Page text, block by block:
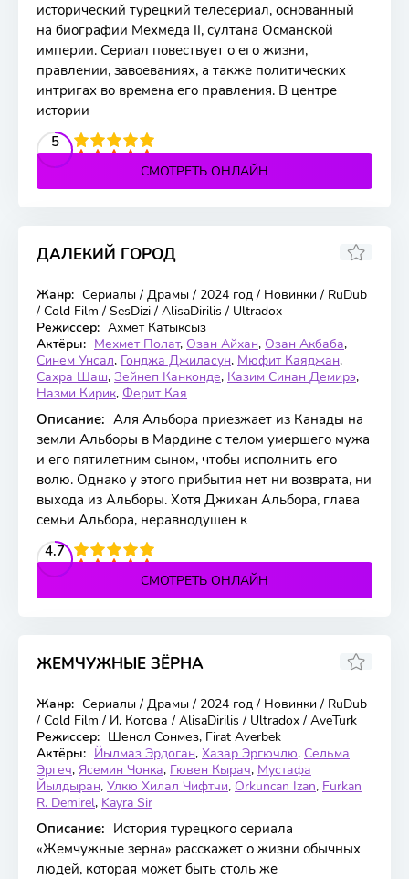
исторический турецкий телесериал, основанный
на биографии Мехмеда II, султана Османской
империи. Сериал повествует о его жизни,
правлении, завоеваниях, а также политических
интригах во времена его правления. В центре
истории
5
4 5
СМОТРЕТЬ ОНЛАЙН
ДАЛЕКИЙ ГОРОД
63 серия
Жанр: Сериалы / Драмы / 2024 год / Новинки / RuDub
/ Cold Film / SesDizi / AlisaDirilis / Ultradox
Режиссер: Ахмет Катыксыз
Актёры: Мехмет Полат, Озан Айхан, Озан Акбаба,
Синем Унсал, Гонджа Джиласун, Мюфит Каяджан,
Сахра Шаш, Зейнеп Канконде, Казим Синан Демирэ,
Назми Кирик, Ферит Кая
Описание: Аля Альбора приезжает из Канады на
земли Альборы в Мардине с телом умершего мужа
и его пятилетним сыном, чтобы исполнить его
волю. Однако у этого прибытия нет ни возврата, ни
выхода из Альборы. Хотя Джихан Альбора, глава
семьи Альбора, неравнодушен к
4.7
4 5
СМОТРЕТЬ ОНЛАЙН
ЖЕМЧУЖНЫЕ ЗЁРНА
51 серия
5.8
Жанр: Сериалы / Драмы / 2024 год / Новинки / RuDub
/ Cold Film / И. Котова / AlisaDirilis / Ultradox / AveTurk
Режиссер: Шенол Сонмез, Firat Averbek
Актёры: Йылмаз Эрдоган, Хазар Эргючлю, Сельма
Эргеч, Ясемин Чонка, Гювен Кырач, Мустафа
Йылдыран, Улкю Хилал Чифтчи, Orkuncan Izan, Furkan
R. Demirel, Kayra Sir
Описание: История турецкого сериала
«Жемчужные зерна» расскажет о жизни обычных
людей, которая может быть столь же